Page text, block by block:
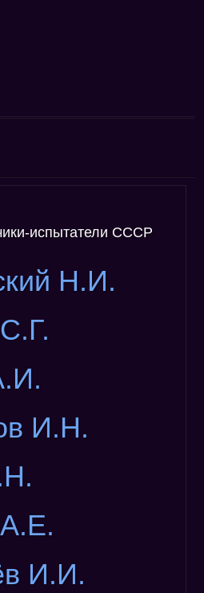
испытатели СССР
Н.И.
И.Н.
И.И.